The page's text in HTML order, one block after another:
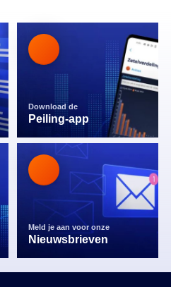
Download de
Peiling-app
Meld je aan voor onze
Nieuwsbrieven